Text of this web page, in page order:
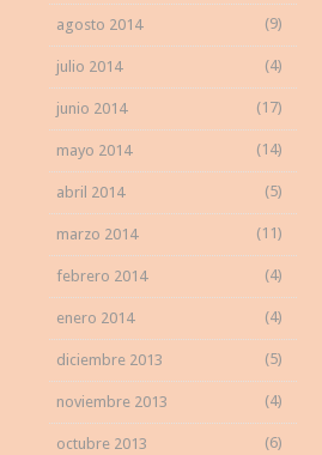
agosto 2014 (9)
julio 2014 (4)
junio 2014 (17)
mayo 2014 (14)
abril 2014 (5)
marzo 2014 (11)
febrero 2014 (4)
enero 2014 (4)
diciembre 2013 (5)
noviembre 2013 (4)
octubre 2013 (6)